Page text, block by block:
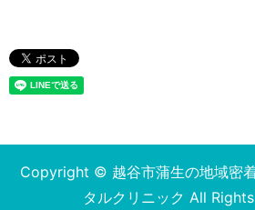
Copyright © 越谷市蒲生の地域密
タルクリニック All